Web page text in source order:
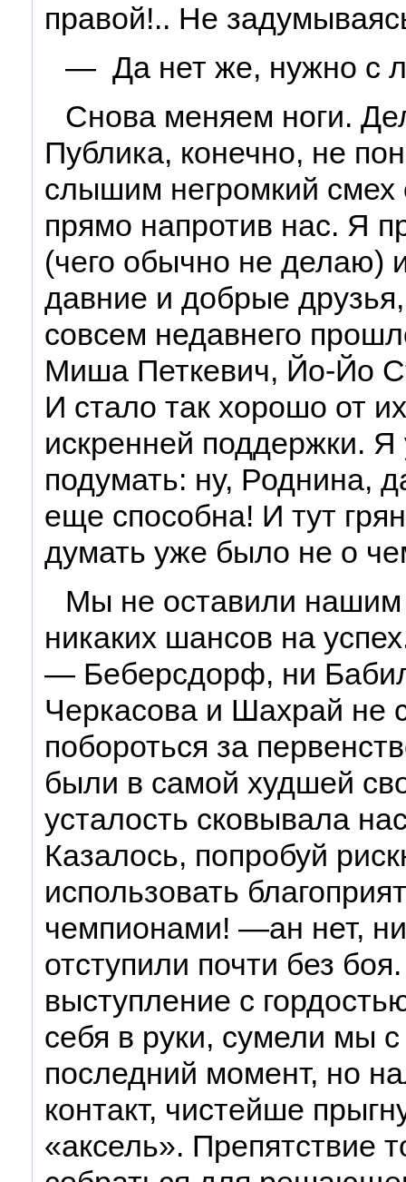
правой!.. Не
— Да нет же, нужно с
Снова меняем ноги.
Публика, конечно, не
слышим негромкий смех
прямо напротив нас. Я
(чего обычно не делаю)
давние и добрые
совсем недавнего
Миша Петкевич, Йо-Йо
И стало так хорошо от
искренней поддержки.
подумать: ну, Роднина,
еще способна! И тут
думать уже было не о
Мы не оставили
никаких шансов на
— Беберсдорф, ни
Черкасова и Шахрай не
побороться за
были в самой худшей
усталость сковывала
Казалось, попробуй
использовать
чемпионами! —ан нет,
отступили почти без
выступление с
себя в руки, сумели мы
последний момент, но
контакт, чистейше
«аксель». Препятствие